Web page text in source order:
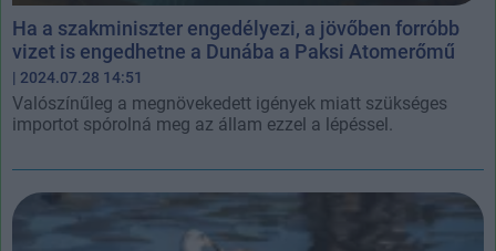
Ha a szakminiszter engedélyezi, a jövőben forróbb
vizet is engedhetne a Dunába a Paksi Atomerőmű
| 2024.07.28 14:51
Valószínűleg a megnövekedett igények miatt szükséges
importot spórolná meg az állam ezzel a lépéssel.